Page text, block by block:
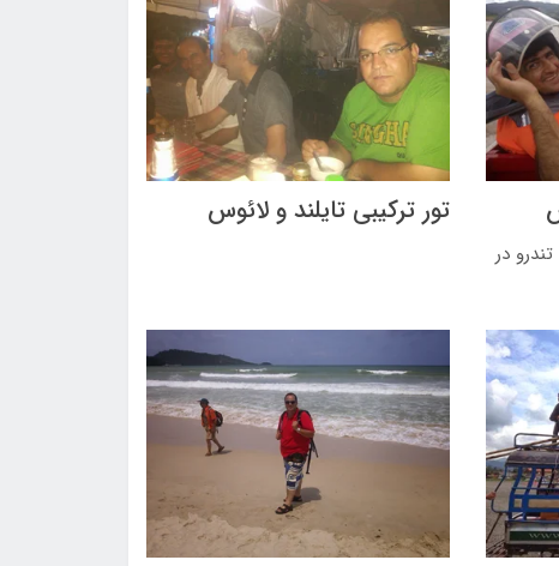
تندرو در
تور ترکیبی تایلند و لائوس